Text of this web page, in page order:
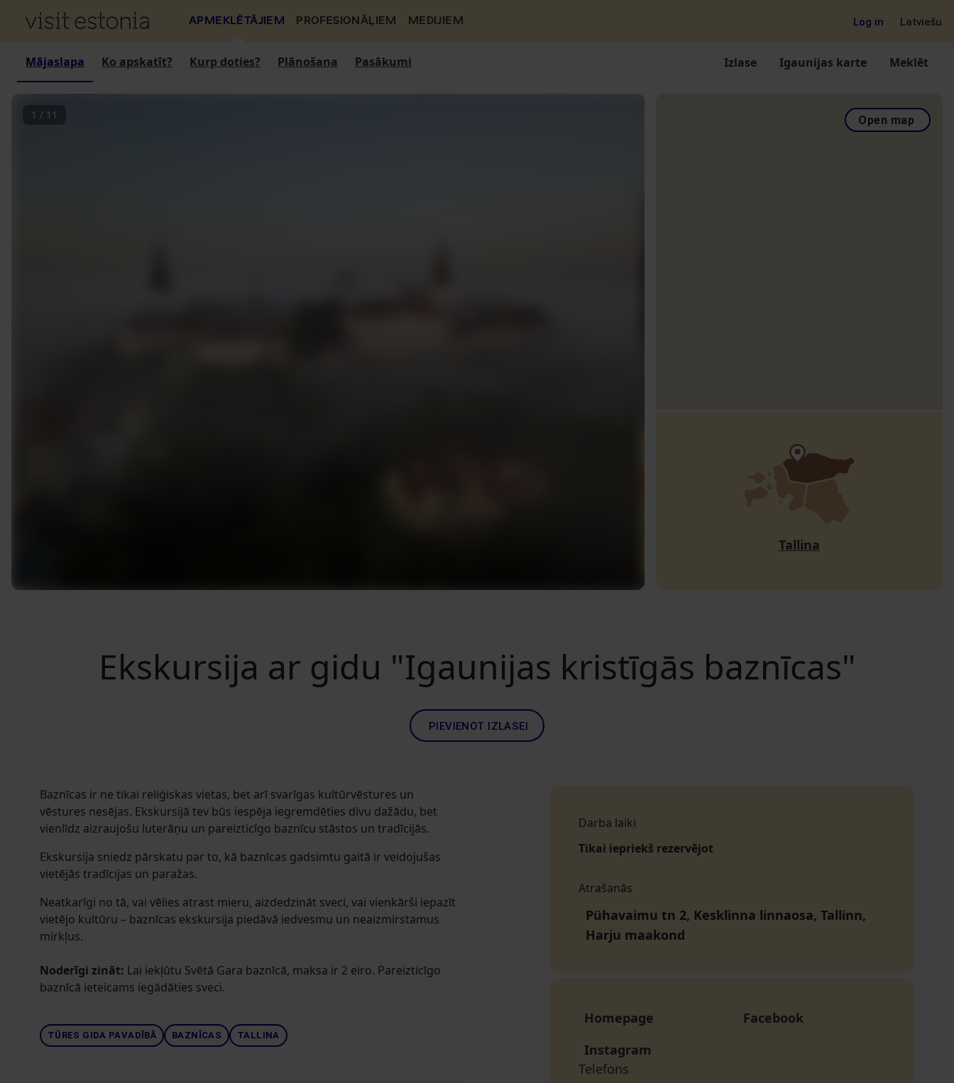
APMEKLĒTĀJIEM PROFESIONĀĻIEM MEDIJIEM Log in Latviešu
Mājaslapa Ko apskatīt? Kurp doties? Plānošana Pasākumi Izlase Igaunijas karte Meklēt
1 / 11 Open map
Tallina
Ekskursija ar gidu "Igaunijas kristīgās baznīcas"
PIEVIENOT IZLASEI
Baznīcas ir ne tikai reliģiskas vietas, bet arī svarīgas kultūrvēstures un
vēstures nesējas. Ekskursijā tev būs iespēja iegremdēties divu dažādu, bet
vienlīdz aizraujošu luterāņu un pareizticīgo baznīcu stāstos un tradīcijās.
Ekskursija sniedz pārskatu par to, kā baznīcas gadsimtu gaitā ir veidojušas
vietējās tradīcijas un paražas.
Neatkarīgi no tā, vai vēlies atrast mieru, aizdedzināt sveci, vai vienkārši iepazīt
vietējo kultūru – baznīcas ekskursija piedāvā iedvesmu un neaizmirstamus
mirkļus.
Noderīgi zināt: Lai iekļūtu Svētā Gara baznīcā, maksa ir 2 eiro. Pareizticīgo
baznīcā ieteicams iegādāties sveci.
TŪRES GIDA PAVADĪBĀ BAZNĪCAS TALLINA
Darba laiki
Tikai iepriekš rezervējot
Atrašanās
Pühavaimu tn 2, Kesklinna linnaosa, Tallinn,
Harju maakond
Homepage
Facebook
Instagram
Telefons